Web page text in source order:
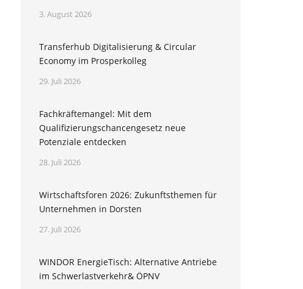
3. August 2026
Transferhub Digitalisierung & Circular
Economy im Prosperkolleg
29. Juli 2026
Fachkräftemangel: Mit dem
Qualifizierungschancengesetz neue
Potenziale entdecken
28. Juli 2026
Wirtschaftsforen 2026: Zukunftsthemen für
Unternehmen in Dorsten
27. Juli 2026
WINDOR EnergieTisch: Alternative Antriebe
im Schwerlastverkehr& ÖPNV